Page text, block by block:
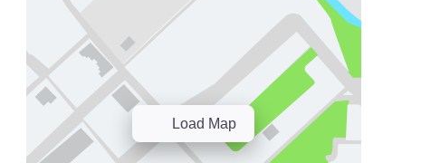
Load Map